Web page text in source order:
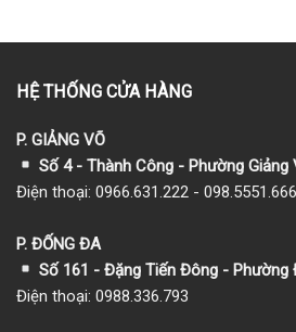
HỆ THỐNG CỬA HÀNG
P. GIẢNG VÕ
Số 4 - Thành Công - Phường Giảng
Điện thoại: 0966.631.222 - 098.5551.666
P. ĐỐNG ĐA
Số 161 - Đặng Tiến Đông - Phường
Điện thoại: 0988.336.793